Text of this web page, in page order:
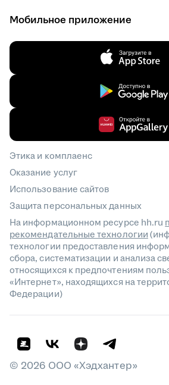
Мобильное приложение
Этика и комплаенс
Оказание услуг
Использование сайтов
Защита персональных данных
На информационном ресурсе hh.ru
рекомендательные технологии
технологии предоставления
сбора, систематизации и анализа
относящихся к предпочтениям
«Интернет», находящихся на
Федерации)
© 2026 ООО «Хэдхантер»